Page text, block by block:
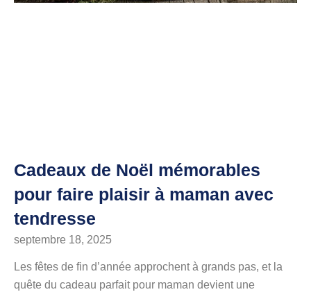
Cadeaux de Noël mémorables
pour faire plaisir à maman avec
tendresse
septembre 18, 2025
Les fêtes de fin d’année approchent à grands pas, et la
quête du cadeau parfait pour maman devient une